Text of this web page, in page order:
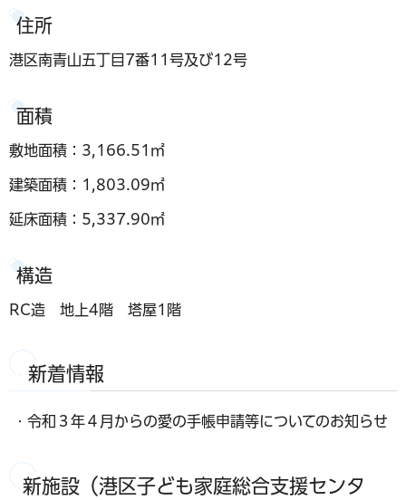
住所
港区南青山五丁目7番11号及び12号
面積
敷地面積：3,166.51㎡
建築面積：1,803.09㎡
延床面積：5,337.90㎡
構造
RC造 地上4階 塔屋1階
新着情報
・令和３年４月からの愛の手帳申請等についてのお知らせ
新施設（港区子ども家庭総合支援センタ